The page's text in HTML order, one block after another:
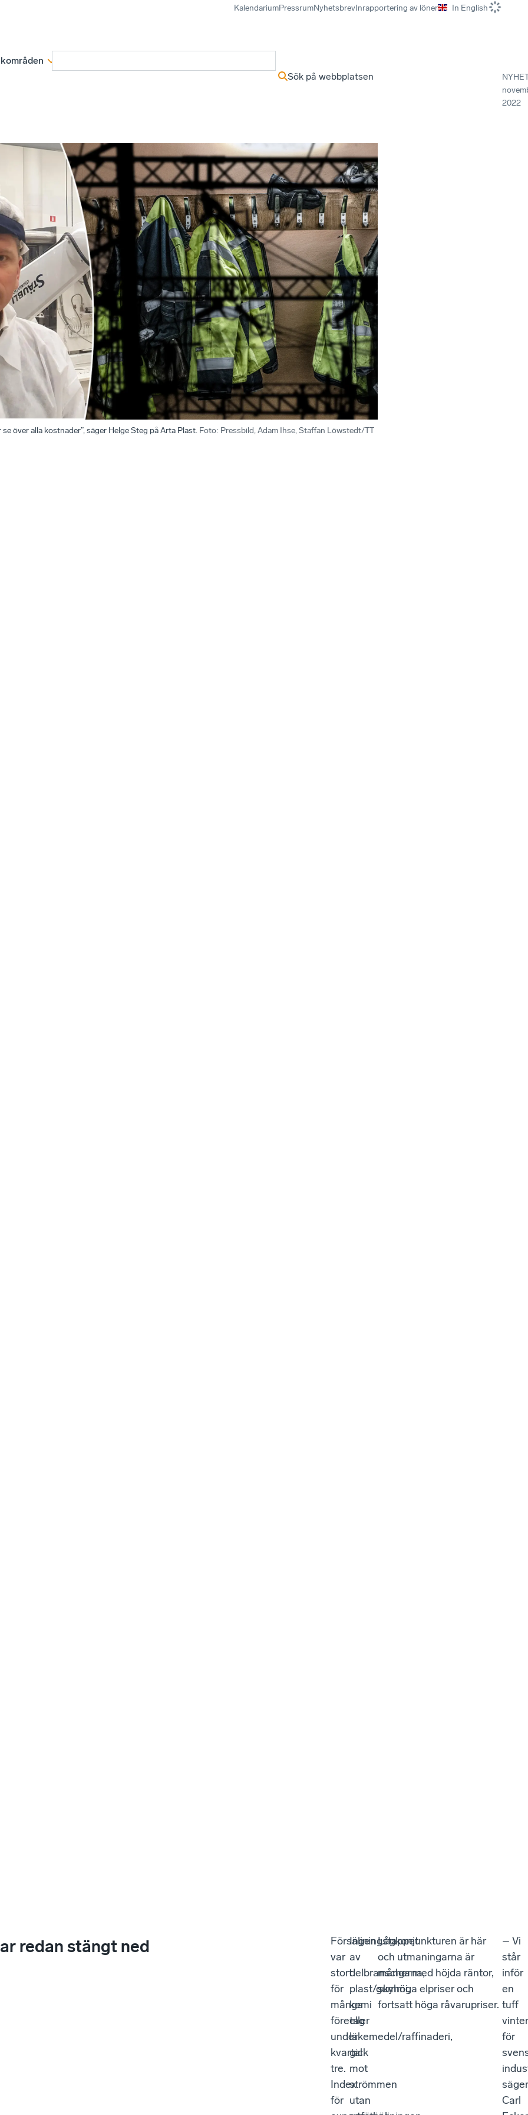
KalendariumPressrumNyhetsbrevInrapportering av löner In English
Sök på webbplatsen
2022
över alla kostnader”, säger Helge Steg på Arta Plast. Foto: Pressbild, Adam Ihse, Staffan Löwstedt/TT
redan stängt ned
Försäljningstappet
var
stort
för
många
företag
under
kvartal
tre.
Index
för
Ingen
av
delbranscherna,
plast/gummi,
kemi
eller
läkemedel/raffinaderi,
gick
mot
strömmen
utan
Lågkonjunkturen är här
och utmaningarna är
många med höjda räntor,
skyhöga elpriser och
fortsatt höga råvarupriser.
– Vi
står
inför
en
tuff
vinter
för
säger
Carl